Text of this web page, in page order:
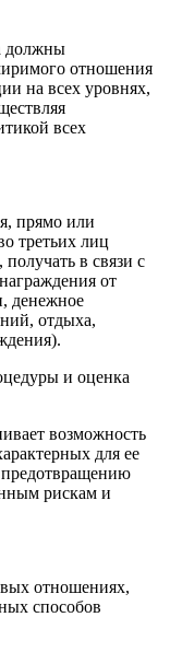
должны
отношения
на всех уровнях,
всех
прямо или
третьих лиц
в связи с
от
денежное
отдыха,
и оценка
возможность
для ее
предотвращению
рискам и
отношениях,
способов